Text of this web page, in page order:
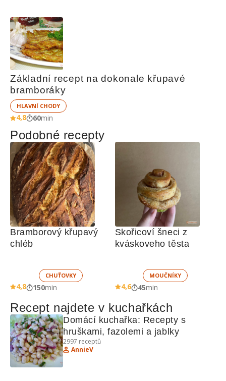
Základní recept na dokonale křupavé
bramboráky
HLAVNÍ CHODY
4,8 60min
Podobné recepty
Bramborový křupavý
chléb
CHUŤOVKY
4,8 150min
Skořicoví šneci z
kváskoveho těsta
MOUČNÍKY
4,6 45min
Recept najdete v kuchařkách
Domácí kuchařka: Recepty s
hruškami, fazolemi a jablky
2997 receptů
AnnieV